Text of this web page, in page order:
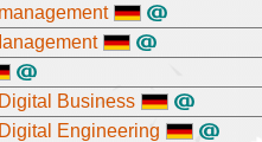
Business
Engineering